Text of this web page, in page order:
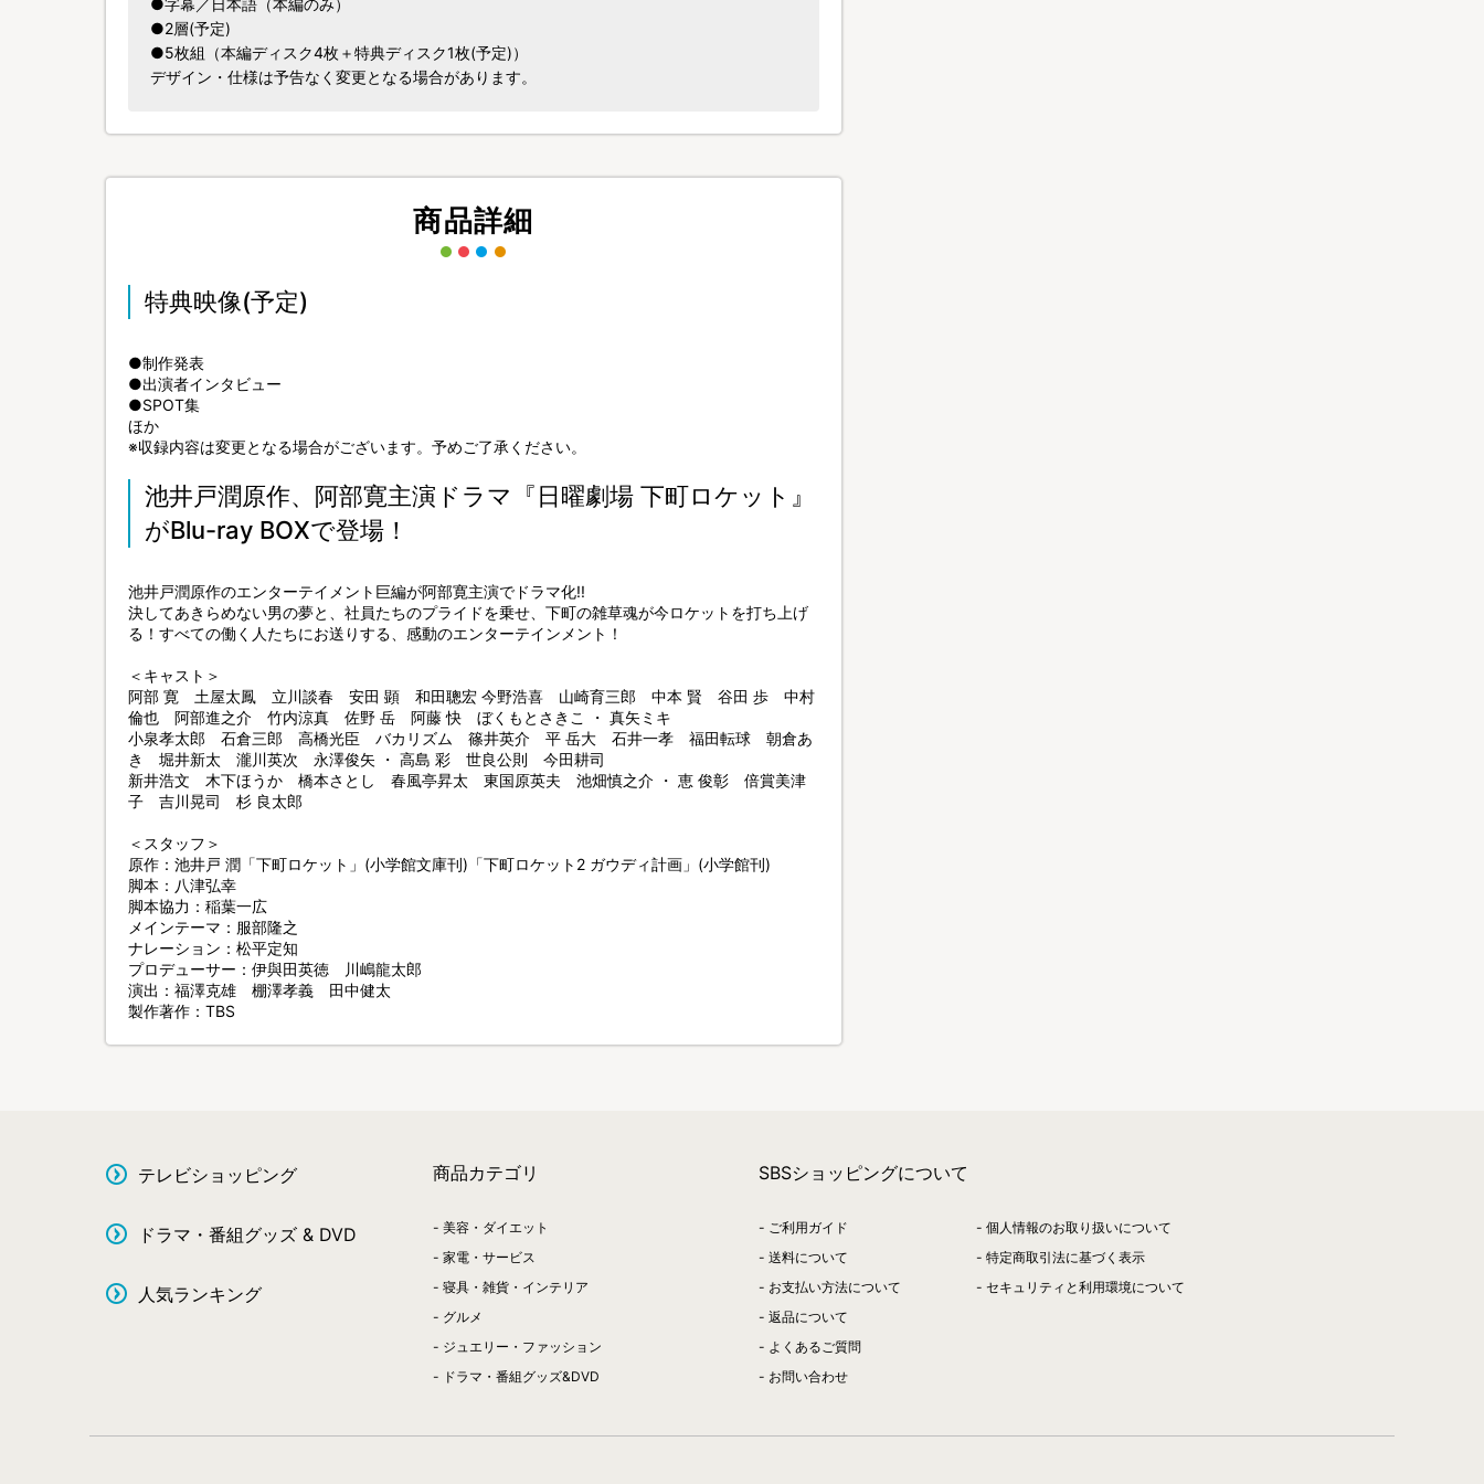
●字幕／日本語（本編のみ）
●2層(予定)
●5枚組（本編ディスク4枚＋特典ディスク1枚(予定)）
デザイン・仕様は予告なく変更となる場合があります。
商品詳細
特典映像(予定)
●制作発表
●出演者インタビュー
●SPOT集
ほか
※収録内容は変更となる場合がございます。予めご了承ください。
池井戸潤原作、阿部寛主演ドラマ『日曜劇場 下町ロケット』
がBlu-ray BOXで登場！
池井戸潤原作のエンターテイメント巨編が阿部寛主演でドラマ化!!
決してあきらめない男の夢と、社員たちのプライドを乗せ、下町の雑草魂が今ロケットを打ち上げ
る！すべての働く人たちにお送りする、感動のエンターテインメント！
＜キャスト＞
阿部 寛 土屋太鳳 立川談春 安田 顕 和田聰宏 今野浩喜 山崎育三郎 中本 賢 谷田 歩 中村
倫也 阿部進之介 竹内涼真 佐野 岳 阿藤 快 ぼくもとさきこ ・ 真矢ミキ
小泉孝太郎 石倉三郎 高橋光臣 バカリズム 篠井英介 平 岳大 石井一孝 福田転球 朝倉あ
き 堀井新太 瀧川英次 永澤俊矢 ・ 高島 彩 世良公則 今田耕司
新井浩文 木下ほうか 橋本さとし 春風亭昇太 東国原英夫 池畑慎之介 ・ 恵 俊彰 倍賞美津
子 吉川晃司 杉 良太郎
＜スタッフ＞
原作：池井戸 潤「下町ロケット」(小学館文庫刊)「下町ロケット2 ガウディ計画」(小学館刊)
脚本：八津弘幸
脚本協力：稲葉一広
メインテーマ：服部隆之
ナレーション：松平定知
プロデューサー：伊與田英徳 川嶋龍太郎
演出：福澤克雄 棚澤孝義 田中健太
製作著作：TBS
テレビショッピング
ドラマ・番組グッズ & DVD
人気ランキング
商品カテゴリ
美容・ダイエット
家電・サービス
寝具・雑貨・インテリア
グルメ
ジュエリー・ファッション
ドラマ・番組グッズ&DVD
SBSショッピングについて
ご利用ガイド
送料について
お支払い方法について
返品について
よくあるご質問
お問い合わせ
個人情報のお取り扱いについて
特定商取引法に基づく表示
セキュリティと利用環境について